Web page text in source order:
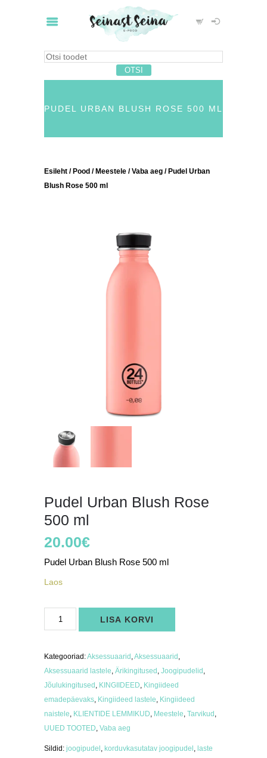
PUDEL URBAN BLUSH ROSE 500 ML
Esileht / Pood / Meestele /Vaba aeg / Pudel Urban
Blush Rose 500 ml
Pudel Urban Blush Rose
500 ml
20.00€
Pudel Urban Blush Rose 500 ml
Laos
Urban
Blush
ml
kogus
LISA KORVI
Kategooriad:Aksessuaarid ,Aksessuaarid ,
Aksessuaarid lastele, Ärikingitused , Joogipudelid ,
Jõulukingitused , KINGIIDEED, Kingiideed
emadepäevaks, Kingiideed lastele, Kingiideed
naistele, KLIENTIDE LEMMIKUD, Meestele, Tarvikud ,
UUED TOOTED, Vaba aeg
Sildid: joogipudel , korduvkasutatav joogipudel , laste